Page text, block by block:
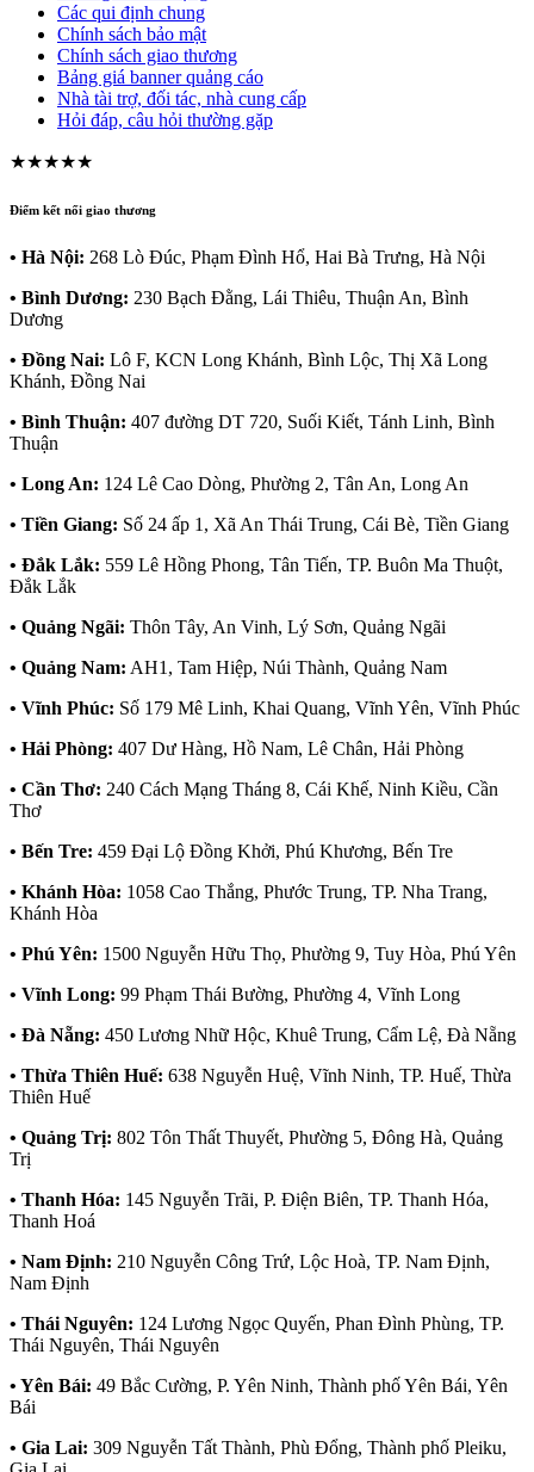
Các qui định chung
Chính sách bảo mật
Chính sách giao thương
Bảng giá banner quảng cáo
Nhà tài trợ, đối tác, nhà cung cấp
Hỏi đáp, câu hỏi thường gặp
★★★★★
Điểm kết nối giao thương
• Hà Nội: 268 Lò Đúc, Phạm Đình Hổ, Hai Bà Trưng, Hà Nội
• Bình Dương: 230 Bạch Đằng, Lái Thiêu, Thuận An, Bình
Dương
• Đồng Nai: Lô F, KCN Long Khánh, Bình Lộc, Thị Xã Long
Khánh, Đồng Nai
• Bình Thuận: 407 đường DT 720, Suối Kiết, Tánh Linh, Bình
Thuận
• Long An: 124 Lê Cao Dòng, Phường 2, Tân An, Long An
• Tiền Giang: Số 24 ấp 1, Xã An Thái Trung, Cái Bè, Tiền Giang
• Đắk Lắk: 559 Lê Hồng Phong, Tân Tiến, TP. Buôn Ma Thuột,
Đắk Lắk
• Quảng Ngãi: Thôn Tây, An Vinh, Lý Sơn, Quảng Ngãi
• Quảng Nam: AH1, Tam Hiệp, Núi Thành, Quảng Nam
• Vĩnh Phúc: Số 179 Mê Linh, Khai Quang, Vĩnh Yên, Vĩnh Phúc
• Hải Phòng: 407 Dư Hàng, Hồ Nam, Lê Chân, Hải Phòng
• Cần Thơ: 240 Cách Mạng Tháng 8, Cái Khế, Ninh Kiều, Cần
Thơ
• Bến Tre: 459 Đại Lộ Đồng Khởi, Phú Khương, Bến Tre
• Khánh Hòa: 1058 Cao Thắng, Phước Trung, TP. Nha Trang,
Khánh Hòa
• Phú Yên: 1500 Nguyễn Hữu Thọ, Phường 9, Tuy Hòa, Phú Yên
• Vĩnh Long: 99 Phạm Thái Bường, Phường 4, Vĩnh Long
• Đà Nẵng: 450 Lương Nhữ Hộc, Khuê Trung, Cẩm Lệ, Đà Nẵng
• Thừa Thiên Huế: 638 Nguyễn Huệ, Vĩnh Ninh, TP. Huế, Thừa
Thiên Huế
• Quảng Trị: 802 Tôn Thất Thuyết, Phường 5, Đông Hà, Quảng
Trị
• Thanh Hóa: 145 Nguyễn Trãi, P. Điện Biên, TP. Thanh Hóa,
Thanh Hoá
• Nam Định: 210 Nguyễn Công Trứ, Lộc Hoà, TP. Nam Định,
Nam Định
• Thái Nguyên: 124 Lương Ngọc Quyến, Phan Đình Phùng, TP.
Thái Nguyên, Thái Nguyên
• Yên Bái: 49 Bắc Cường, P. Yên Ninh, Thành phố Yên Bái, Yên
Bái
• Gia Lai: 309 Nguyễn Tất Thành, Phù Đổng, Thành phố Pleiku,